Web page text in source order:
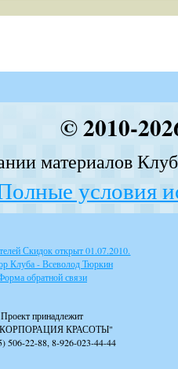
© 2010-
материалов
условия
Скидок открыт 01.07.2010.
Клуба - Всеволод Тюркин
обратной связи
Проект принадлежит
КРАСОТЫ"
506-22-88, 8-926-023-44-44